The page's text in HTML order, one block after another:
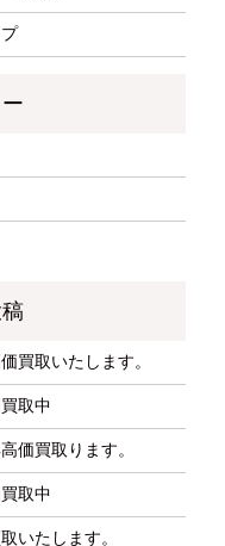
買取いたします。
取中
価買取ります。
取中
いたします。